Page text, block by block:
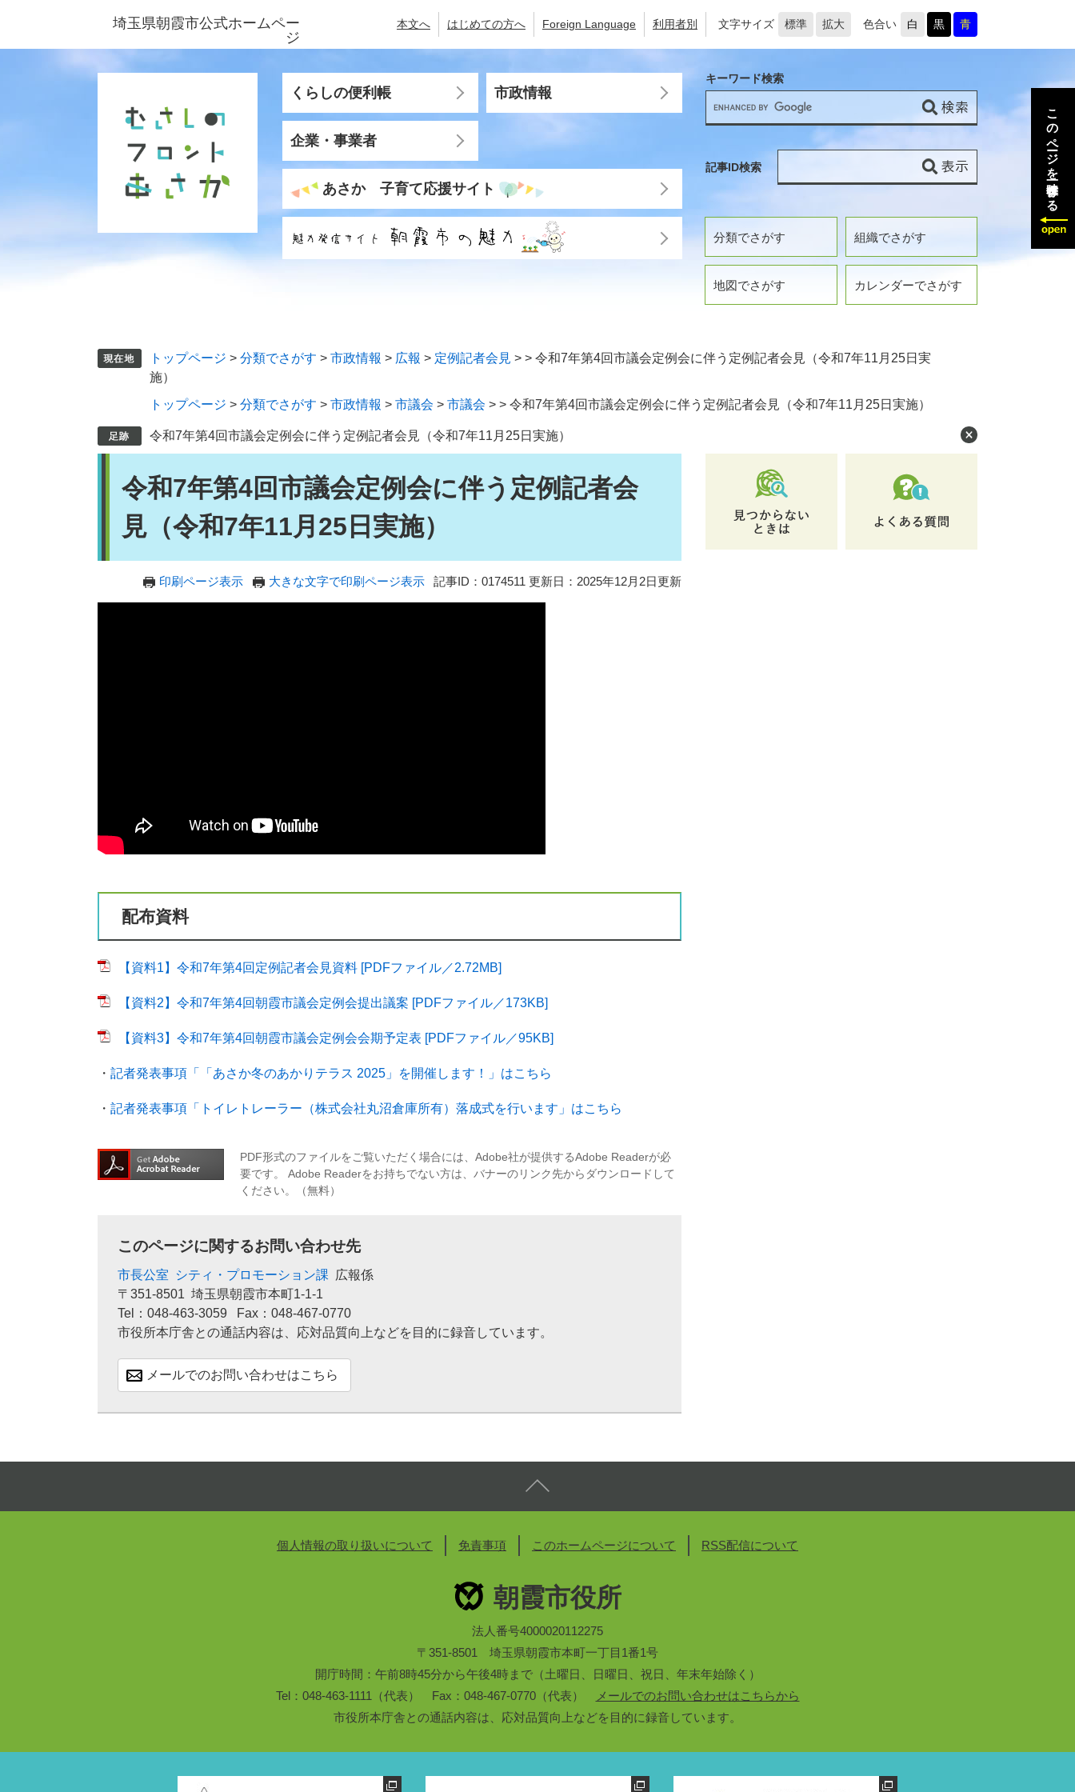
ジ
ュ
埼玉県朝霞市公式ホームペー
ジ
本文へ はじめての方へ Foreign Language 利用者別 文字サイズ 標準 拡大 色合い 白 黒 青
くらしの便利帳 市政情報
企業・事業者
あさか 子育て応援サイト
分類でさがす 組織でさがす
地図でさがす カレンダーでさがす
キーワード検索
記事ID検索
トップページ > 分類でさがす > 市政情報 > 広報 > 定例記者会見 > > 令和7年第4回市議会定例会に伴う定例記者会見（令和7年11月25日実
施）
トップページ > 分類でさがす > 市政情報 > 市議会 > 市議会 > > 令和7年第4回市議会定例会に伴う定例記者会見（令和7年11月25日実施）
令和7年第4回市議会定例会に伴う定例記者会見（令和7年11月25日実施）
令和7年第4回市議会定例会に伴う定例記者会
見（令和7年11月25日実施）
印刷ページ表示 大きな文字で印刷ページ表示 記事ID：0174511 更新日：2025年12月2日更新
配布資料
【資料1】令和7年第4回定例記者会見資料 [PDFファイル／2.72MB]
【資料2】令和7年第4回朝霞市議会定例会提出議案 [PDFファイル／173KB]
【資料3】令和7年第4回朝霞市議会定例会会期予定表 [PDFファイル／95KB]
・ 記者発表事項「「あさか冬のあかりテラス 2025」を開催します！」はこちら
・ 記者発表事項「トイレトレーラー（株式会社丸沼倉庫所有）落成式を行います​」はこちら
PDF形式のファイルをご覧いただく場合には、Adobe社が提供するAdobe Readerが必
要です。
Adobe Readerをお持ちでない方は、バナーのリンク先からダウンロードして
ください。（無料）
このページに関するお問い合わせ先
市長公室 シティ・プロモーション課
広報係
〒351-8501 埼玉県朝霞市本町1-1-1
Tel：048-463-3059
Fax：048-467-0770
市役所本庁舎との通話内容は、応対品質向上などを目的に録音しています。
メールでのお問い合わせはこちら
個人情報の取り扱いについて 免責事項 このホームページについて RSS配信について
朝霞市役所
法人番号4000020112275
〒351-8501 埼玉県朝霞市本町一丁目1番1号
開庁時間：午前8時45分から午後4時まで（土曜日、日曜日、祝日、年末年始除く）
Tel：048-463-1111（代表） Fax：048-467-0770（代表）
メールでのお問い合わせはこちらから
市役所本庁舎との通話内容は、応対品質向上などを目的に録音しています。
このページを一時保存する